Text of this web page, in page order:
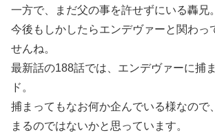
一方で、まだ父の事を許せずにいる轟兄。
今後もしかしたらエンデヴァーと関わっ
せんね。
最新話の188話では、エンデヴァーに捕
ド。
捕まってもなお何か企んでいる様なので
まるのではないかと思っています。